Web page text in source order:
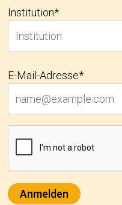
Institution*
E-Mail-Adresse*
Anmelden